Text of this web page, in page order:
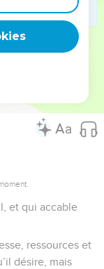
il se souviendra
la joie du cœur.
Pour vous procurer
et qui accable
ressources et
désire, mais